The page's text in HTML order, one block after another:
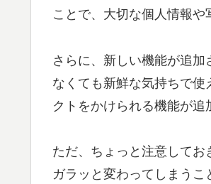
ことで、大切な個人情報や
さらに、新しい機能が追
なくても新鮮な気持ちで
クトをかけられる機能が追
ただ、ちょっと注意してお
ガラッと変わってしまうこ